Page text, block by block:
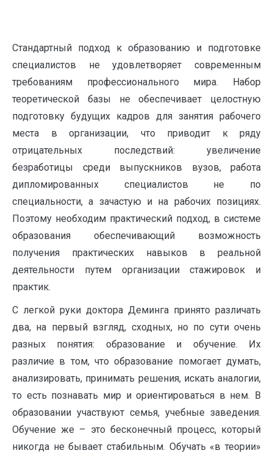
Стандартный подход к образованию и подготовке
специалистов не удовлетворяет современным
требованиям профессионального мира. Набор
теоретической базы не обеспечивает целостную
подготовку будущих кадров для занятия рабочего
места в организации, что приводит к ряду
отрицательных последствий: увеличение
безработицы среди выпускников вузов, работа
дипломированных специалистов не по
специальности, а зачастую и на рабочих позициях.
Поэтому необходим практический подход, в системе
образования обеспечивающий возможность
получения практических навыков в реальной
деятельности путем организации стажировок и
практик.
С легкой руки доктора Деминга принято различать
два, на первый взгляд, сходных, но по сути очень
разных понятия: образование и обучение. Их
различие в том, что образование помогает думать,
анализировать, принимать решения, искать аналогии,
то есть познавать мир и ориентироваться в нем. В
образовании участвуют семья, учебные заведения.
Обучение же – это бесконечный процесс, который
никогда не бывает стабильным. Обучать «в теории»